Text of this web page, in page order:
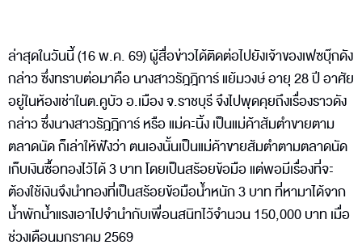
ล่าสุดในวันนี้ (16 พ.ค. 69) ผู้สื่อข่าวได้ติดต่อไปยังเจ้าของเฟซบุ๊กดัง
กล่าว ซึ่งทราบต่อมาคือ นางสาวรัฎฎิการ์ แย้มวงษ์ อายุ 28 ปี อาศัย
อยู่ในห้องเช่าในต.คูบัว อ.เมือง จ.ราชบุรี จึงไปพุดคุยถึงเรื่องราวดัง
กล่าว ซึ่งนางสาวรัฎฎิการ์ หรือ แม่คะนิ้ง เป็นแม่ค้าส้มตำขายตาม
ตลาดนัด ก็เล่าให้ฟังว่า ตนเองนั้นเป็นแม่ค้าขายส้มตำตามตลาดนัด
เก็บเงินซื้อทองไว้ได้ 3 บาท โดยเป็นสร้อยข้อมือ แต่พอมีเรื่องที่จะ
ต้องใช้เงินจึงนำทองที่เป็นสร้อยข้อมือน้ำหนัก 3 บาท ที่หามาได้จาก
น้ำพักน้ำแรงเอาไปจำนำกับเพื่อนสนิทไว้จำนวน 150,000 บาท เมื่อ
ช่วงเดือนมกราคม 2569